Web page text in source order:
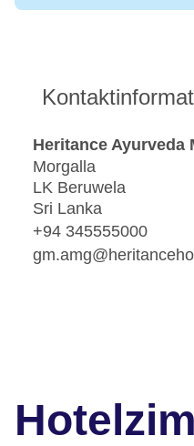
Heritance Ayurveda
Morgalla
LK Beruwela
Sri Lanka
+94 345555000